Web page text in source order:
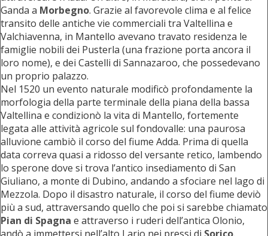
Ganda a Morbegno. Grazie al favorevole clima e al felice
transito delle antiche vie commerciali tra Valtellina e
Valchiavenna, in Mantello avevano travato residenza le
famiglie nobili dei Pusterla (una frazione porta ancora il
loro nome), e dei Castelli di Sannazaroo, che possedevano
un proprio palazzo.
Nel 1520 un evento naturale modificò profondamente la
morfologia della parte terminale della piana della bassa
Valtellina e condizionò la vita di Mantello, fortemente
legata alle attività agricole sul fondovalle: una paurosa
alluvione cambiò il corso del fiume Adda. Prima di quella
data correva quasi a ridosso del versante retico, lambendo
lo sperone dove si trova l’antico insediamento di San
Giuliano, a monte di Dubino, andando a sfociare nel lago di
Mezzola. Dopo il disastro naturale, il corso del fiume deviò
più a sud, attraversando quello che poi si sarebbe chiamato
Pian di Spagna e attraverso i ruderi dell’antica Olonio,